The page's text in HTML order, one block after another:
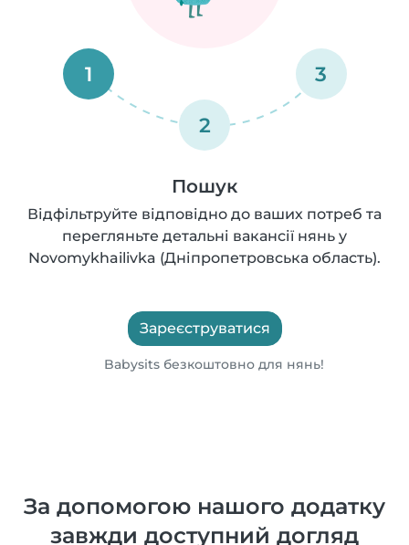
1
2
3
Пошук
Відфільтруйте відповідно до ваших потреб та
перегляньте детальні вакансії нянь у
Novomykhailivka (Дніпропетровська область).
Зареєструватися
Babysits безкоштовно для нянь!
За допомогою нашого додатку
завжди доступний догляд